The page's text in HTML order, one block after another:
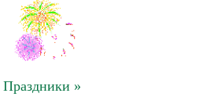
Праздники »